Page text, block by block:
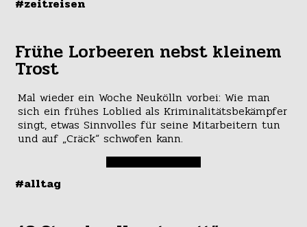
#zeitreisen
Frühe Lorbeeren nebst kleinem
Trost
Mal wieder ein Woche Neukölln vorbei: Wie man
sich ein frühes Loblied als Kriminalitätsbekämpfer
singt, etwas Sinnvolles für seine Mitarbeitern tun
und auf „Cräck“ schwofen kann.
#alltag